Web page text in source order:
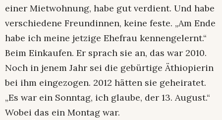
einer Mietwohnung, habe gut verdient. Und habe
verschiedene Freundinnen, keine feste. „Am Ende
habe ich meine jetzige Ehefrau kennengelernt.“
Beim Einkaufen. Er sprach sie an, das war 2010.
Noch in jenem Jahr sei die gebürtige Äthiopierin
bei ihm eingezogen. 2012 hätten sie geheiratet.
„Es war ein Sonntag, ich glaube, der 13. August.“
Wobei das ein Montag war.